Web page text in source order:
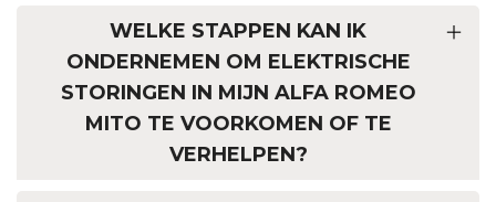
WELKE STAPPEN KAN IK
ONDERNEMEN OM ELEKTRISCHE
STORINGEN IN MIJN ALFA ROMEO
MITO TE VOORKOMEN OF TE
VERHELPEN?